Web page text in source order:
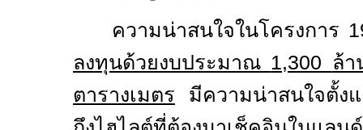
ความน่าสนใจในโครงการ
ลงทุนด้วยงบประมาณ 1,300 ล้
ตารางเมตร มีความน่าสนใจตั้ง